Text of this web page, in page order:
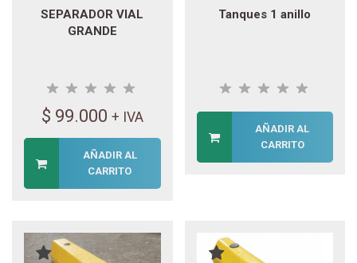
SEPARADOR VIAL
GRANDE
$ 99.000 + IVA
AÑADIR AL
CARRITO
Tanques 1 anillo
AÑADIR AL
CARRITO